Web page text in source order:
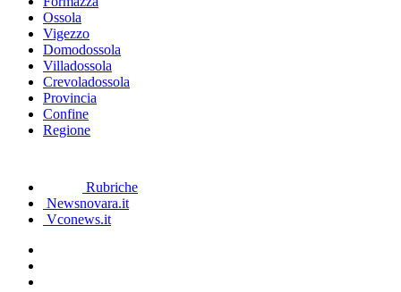
Ossola
Vigezzo
Domodossola
Villadossola
Crevoladossola
Provincia
Confine
Regione
Rubriche
Newsnovara.it
Vconews.it